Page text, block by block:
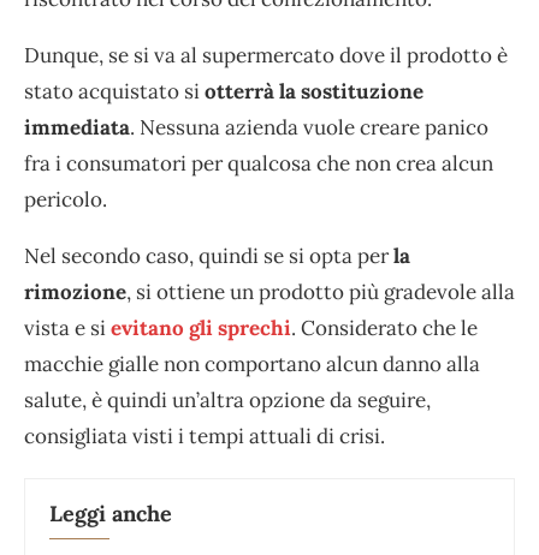
Dunque, se si va al supermercato dove il prodotto è
stato acquistato siotterrà la sostituzione
immediata. Nessuna azienda vuole creare panico
fra i consumatori per qualcosa che non crea alcun
pericolo.
Nel secondo caso, quindi se si opta perla
rimozione, si ottiene un prodotto più gradevole alla
vista e sievitano gli sprechi. Considerato che le
macchie gialle non comportano alcun danno alla
salute, è quindi un’altra opzione da seguire,
consigliata visti i tempi attuali di crisi.
Leggi anche